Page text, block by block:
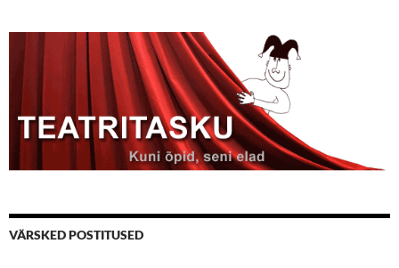
VÄRSKED POSTITUSED